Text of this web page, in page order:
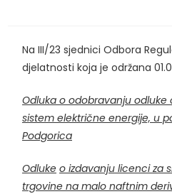
Na III/23 sjednici Odbora
djelatnosti koja je održana
Odluka o odobravanju
sistem električne energije, u
Podgorica
Odluke o izdavanju licenci za
trgovine na malo naftnim